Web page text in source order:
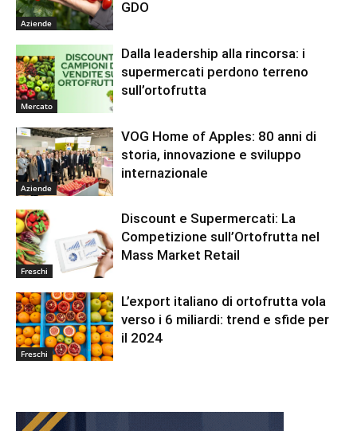
Aziende
GDO
Mercato
Dalla leadership alla rincorsa: i
supermercati perdono terreno
sull’ortofrutta
Aziende
VOG Home of Apples: 80 anni di
storia, innovazione e sviluppo
internazionale
Freschi
Discount e Supermercati: La
Competizione sull’Ortofrutta nel
Mass Market Retail
Freschi
L’export italiano di ortofrutta vola
verso i 6 miliardi: trend e sfide per
il 2024